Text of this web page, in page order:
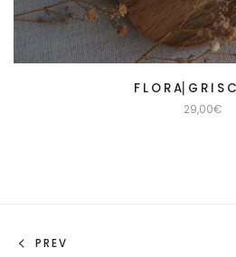
F L O R A⎜G R I S
29,00€
PREV